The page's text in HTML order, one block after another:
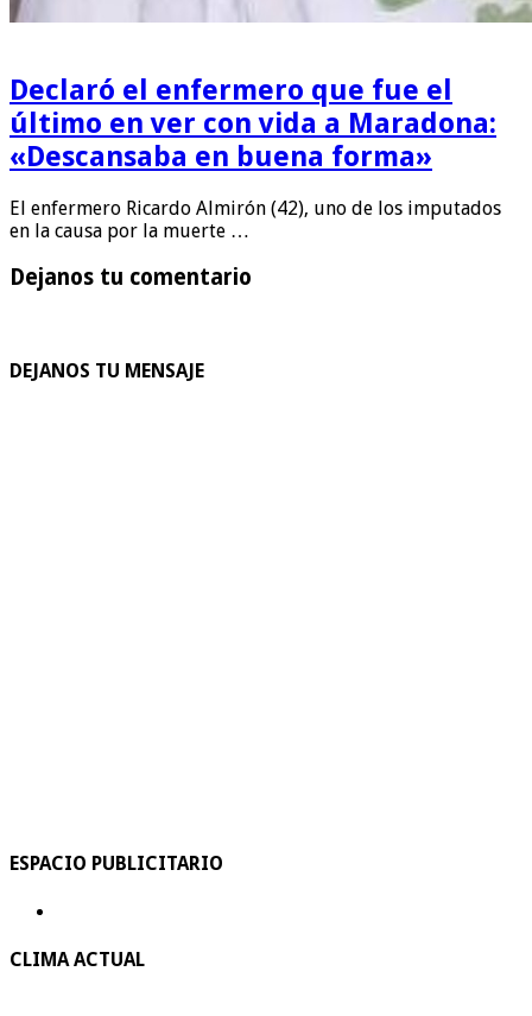
Declaró el enfermero que fue el
último en ver con vida a Maradona:
«Descansaba en buena forma»
El enfermero Ricardo Almirón (42), uno de los imputados
en la causa por la muerte …
Dejanos tu comentario
DEJANOS TU MENSAJE
ESPACIO PUBLICITARIO
CLIMA ACTUAL